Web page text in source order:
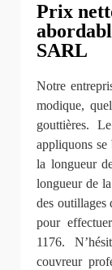
Prix
SARL
Notre
modique,
gouttières.
appliquons
la longueur
longueur de
des outillages
pour
1176.
couvreur